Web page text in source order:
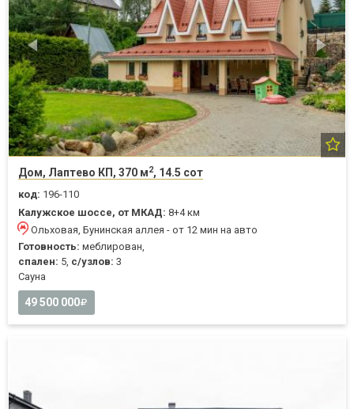
Дом, Лаптево КП, 370 м2, 14.5 сот
код: 196-110
Калужское шоссе, от МКАД: 8+4 км
Ольховая, Бунинская аллея - от 12 мин на авто
Готовность: меблирован,
спален: 5, с/узлов: 3
Cауна
49 500 000